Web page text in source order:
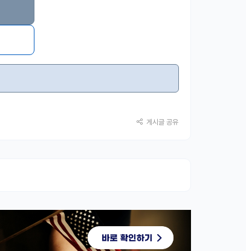
게시글 공유